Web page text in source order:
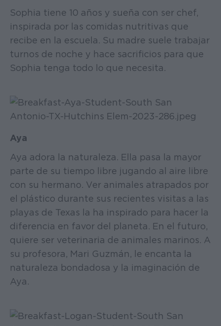
Sophia tiene 10 años y sueña con ser chef,
inspirada por las comidas nutritivas que
recibe en la escuela. Su madre suele trabajar
turnos de noche y hace sacrificios para que
Sophia tenga todo lo que necesita.
Aya
Aya adora la naturaleza. Ella pasa la mayor
parte de su tiempo libre jugando al aire libre
con su hermano. Ver animales atrapados por
el plástico durante sus recientes visitas a las
playas de Texas la ha inspirado para hacer la
diferencia en favor del planeta. En el futuro,
quiere ser veterinaria de animales marinos. A
su profesora, Mari Guzmán, le encanta la
naturaleza bondadosa y la imaginación de
Aya.